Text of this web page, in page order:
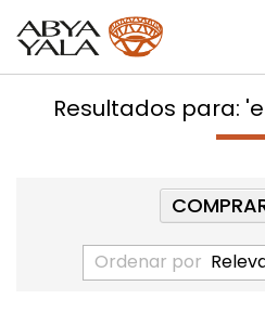
Resultados para:
Ordenar por